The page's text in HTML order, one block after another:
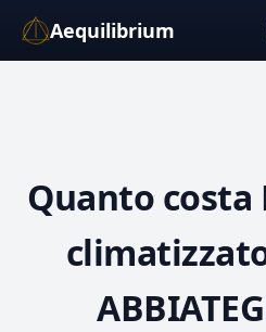
Aequilibrium
Quanto costa